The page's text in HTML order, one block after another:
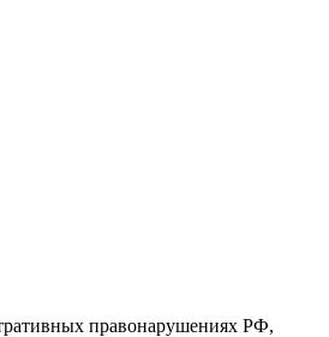
правонарушениях РФ,